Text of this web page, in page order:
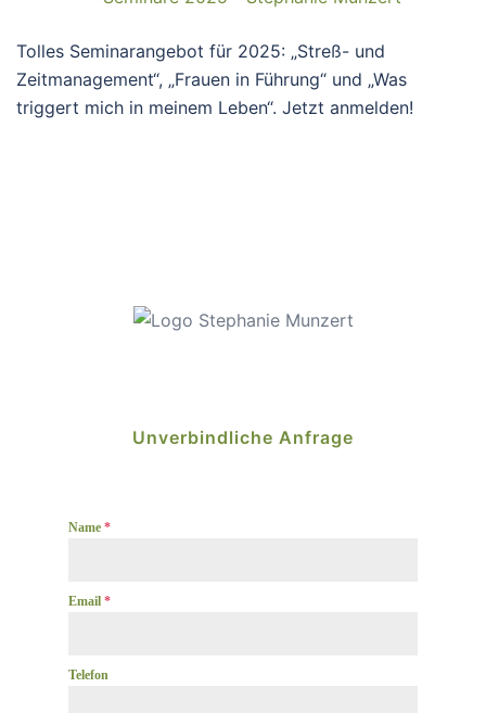
Tolles Seminarangebot für 2025: „Streß- und
Zeitmanagement“, „Frauen in Führung“ und „Was
triggert mich in meinem Leben“. Jetzt anmelden!
Unverbindliche Anfrage
Name *
Email *
Telefon